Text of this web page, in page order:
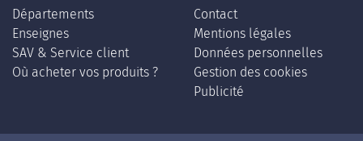
Départements
Enseignes
SAV & Service client
Où acheter vos produits ?
Contact
Mentions légales
Données personnelles
Gestion des cookies
Publicité